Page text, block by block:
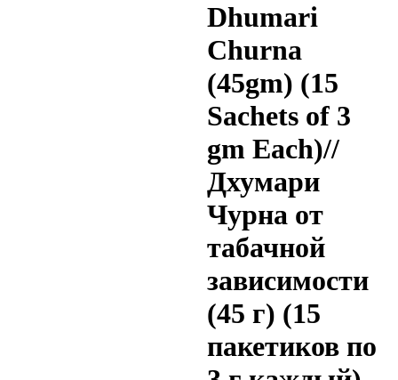
Dhumari
Churna
(45gm) (15
Sachets of 3
gm Each)//
Дхумари
Чурна от
табачной
зависимости
(45 г) (15
пакетиков по